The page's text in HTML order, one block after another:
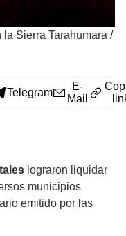
la Sierra Tarahumara /
Telegram
E-
Mail
lograron liquidar
municipios
emitido por las